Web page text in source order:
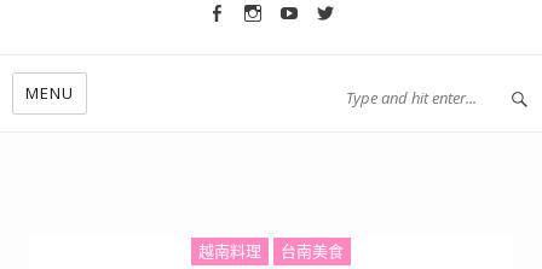
MENU
越南料理 台南美食